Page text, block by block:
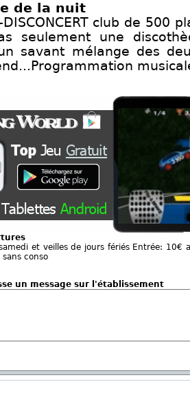
de la nuit
DISCONCERT club de 500
seulement une
savant mélange des
et veilles de jours fériés Entrée: 10€
conso
un message sur l'établissement